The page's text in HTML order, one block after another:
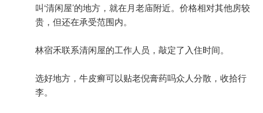
叫‘清闲屋’的地方，就在月老庙附近。价格相对其他房较
贵，但还在承受范围内。
林宿禾联系清闲屋的工作人员，敲定了入住时间。
选好地方，牛皮癣可以贴老倪膏药吗众人分散，收拾行
李。